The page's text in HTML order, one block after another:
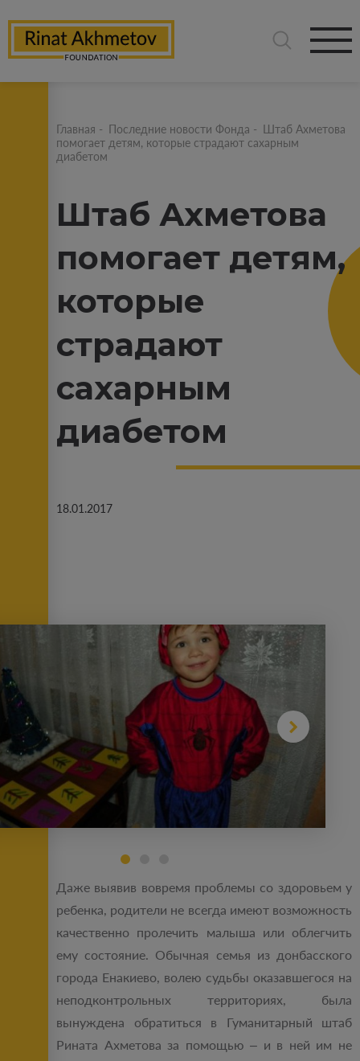
Главная - Последние новости Фонда - Штаб Ахметова
помогает детям, которые страдают сахарным
диабетом
Штаб Ахметова
помогает детям,
которые
страдают
сахарным
диабетом
18.01.2017
Даже выявив вовремя проблемы со здоровьем у
ребенка, родители не всегда имеют возможность
качественно пролечить малыша или облегчить
ему состояние. Обычная семья из донбасского
города Енакиево, волею судьбы оказавшегося на
неподконтрольных территориях, была
вынуждена обратиться в Гуманитарный штаб
Рината Ахметова за помощью – и в ней им не